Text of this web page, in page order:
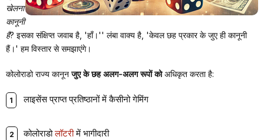
खेलना
कानूनी
है? इसका संक्षिप्त जवाब है, 'हाँ।'' लंबा वाक्य है, 'केवल छह प्रकार के जुए ही कानूनी
हैं।' हम विस्तार से समझाएंगे।
कोलोराडो राज्य कानूनजुए के छह अलग-अलग रूपों कोअधिकृत करता है:
लाइसेंस प्राप्त प्रतिष्ठानों में कैसीनो गेमिंग
कोलोराडोलॉटरीमें भागीदारी